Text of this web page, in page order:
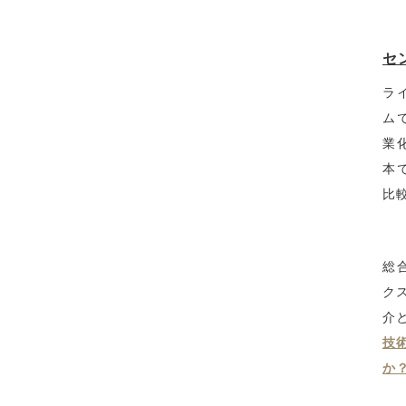
セ
ラ
ム
業
本
比
総
ク
介
技
か